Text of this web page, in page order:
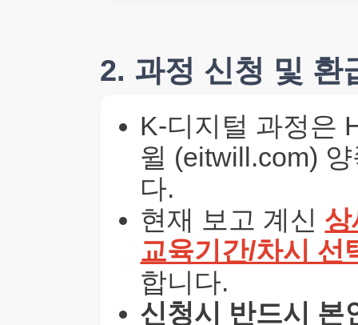
2. 과정 신청 및 환
K-디지털 과정은
윌 (eitwill.com)
다.
현재 보고 계신
교육기간/차시 선
합니다.
신청시 반드시 본